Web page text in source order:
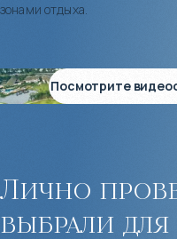
зонами отдыха.
Посмотрите
Лично
выбрали